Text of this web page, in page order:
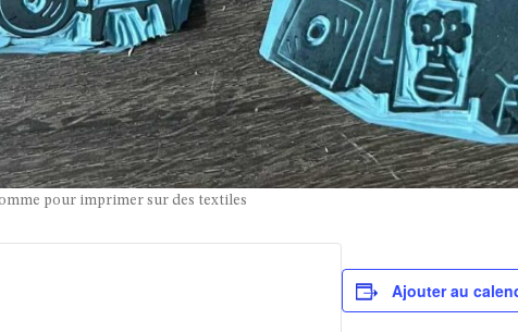
pour imprimer sur des textiles
Ajouter au